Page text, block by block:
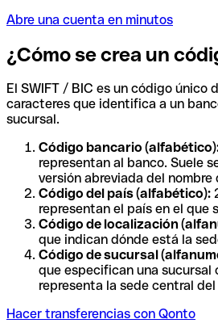
Abre una cuenta en minutos
¿Cómo se crea un
El SWIFT / BIC es un código único
caracteres que identifica a un
sucursal.
Código bancario
representan al banco. Suele
versión abreviada del nombre
Código del país (alfabético):
representan el país en el que
Código de localización
que indican dónde está la
Código de sucursal
que especifican una sucursal
representa la sede central del
Hacer transferencias con Qonto